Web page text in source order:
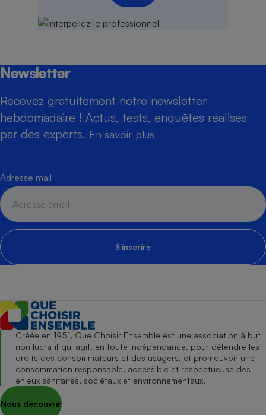
Newsletter
Recevez gratuitement notre newsletter
hebdomadaire ! Actus, tests, enquêtes réalisés
par des experts. En savoir plus
Adresse mail
S'inscrire
Créée en 1951, Que Choisir Ensemble est une association à but
non lucratif qui agit, en toute indépendance, pour défendre les
droits des consommateurs et des usagers, et promouvoir une
consommation responsable, accessible et respectueuse des
enjeux sanitaires, sociétaux et environnementaux.
Nous découvrir